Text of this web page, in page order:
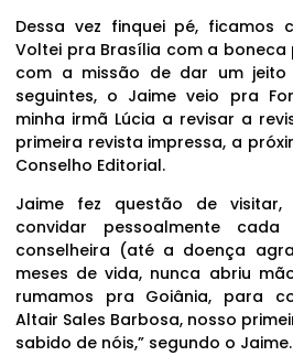
Dessa vez finquei pé, ficamos
Voltei pra Brasília com a
com a missão de dar um jeito
seguintes, o Jaime veio pra
minha irmã Lúcia a revisar a
primeira revista impressa, a
Conselho Editorial.
Jaime fez questão de
convidar pessoalmente
conselheira (até a doença
meses de vida, nunca abriu
rumamos pra Goiânia, para
Altair Sales Barbosa, nosso
sabido de nóis,” segundo o Jaime.